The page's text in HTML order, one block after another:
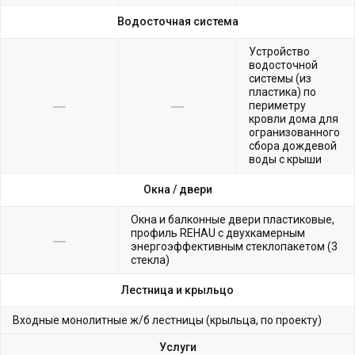
Водосточная система
Устройство
водосточной
системы (из
пластика) по
периметру
кровли дома для
огранизованного
сбора дождевой
воды с крыши
Окна / двери
Окна и балконные двери пластиковые,
профиль REHAU с двухкамерным
энергоэффективным стеклопакетом (3
стекла)
Лестница и крыльцо
Входные монолитные ж/б лестницы (крыльца, по проекту)
Услуги